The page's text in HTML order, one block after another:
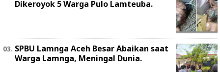
Dikeroyok 5 Warga Pulo Lamteuba.
SPBU Lamnga Aceh Besar Abaikan saat
Warga Lamnga, Meningal Dunia.